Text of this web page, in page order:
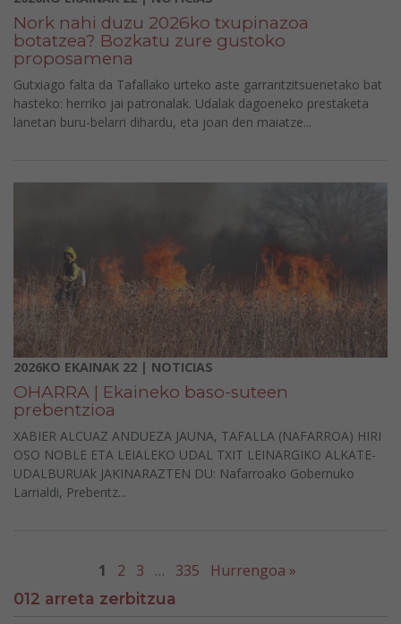
Nork nahi duzu 2026ko txupinazoa
botatzea? Bozkatu zure gustoko
proposamena
Gutxiago falta da Tafallako urteko aste garrantzitsuenetako bat
hasteko: herriko jai patronalak. Udalak dagoeneko prestaketa
lanetan buru-belarri dihardu, eta joan den maiatze...
2026KO EKAINAK 22 | NOTICIAS
OHARRA | Ekaineko baso-suteen
prebentzioa
XABIER ALCUAZ ANDUEZA JAUNA, TAFALLA (NAFARROA) HIRI
OSO NOBLE ETA LEIALEKO UDAL TXIT LEINARGIKO ALKATE-
UDALBURUAk JAKINARAZTEN DU: Nafarroako Gobernuko
Larrialdi, Prebentz...
1 2 3 … 335 Hurrengoa »
012 arreta zerbitzua